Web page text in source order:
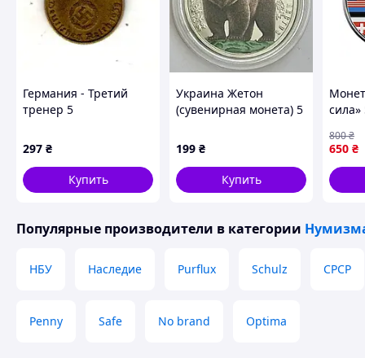
Германия - Третий
тренер 5
год Алюминий-бронза,
2.5g, ø 18mm No3686
297 ₴
Купить
Украина Жетон
(сувенирная монета) 5
Медведь бурый " , в
капсуле
199 ₴
Купить
сила»
650 ₴
800₴
Популярные производители в категории
НБУ Наследие Purflux Schulz СРСР
Penny Safe No brand Optima